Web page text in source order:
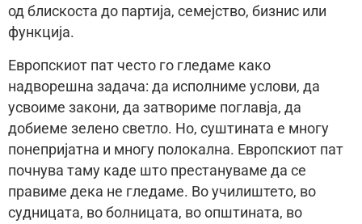
од блискоста до партија, семејство, бизнис или
функција.
Европскиот пат често го гледаме како
надворешна задача: да исполниме услови, да
усвоиме закони, да затвориме поглавја, да
добиеме зелено светло. Но, суштината е многу
понепријатна и многу полокална. Европскиот пат
почнува таму каде што престануваме да се
правиме дека не гледаме. Во училиштето, во
судницата, во болницата, во општината, во